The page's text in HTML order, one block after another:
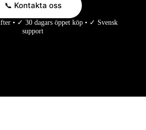
📞 Kontakta oss
• ✓ 30 dagars öppet köp • ✓ Svensk
support